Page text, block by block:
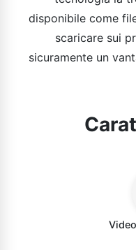
disponibile come
scaricare sui
sicuramente un